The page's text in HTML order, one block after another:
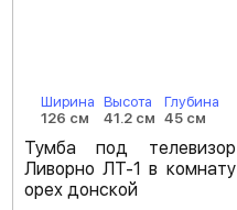
Ширина
126 см
Высота
41.2 см
Глубина
45 см
Тумба под телевизор
Ливорно ЛТ-1 в комнату
орех донской